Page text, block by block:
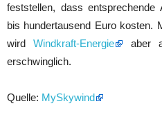
feststellen, dass entsprechende
bis hundertausend Euro kosten.
wirdWindkraft-Energie
aber
erschwinglich.
Quelle: MySkywind